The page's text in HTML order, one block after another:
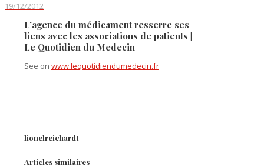
19/12/2012
L’agence du médicament resserre ses
liens avec les associations de patients |
Le Quotidien du Medecin
See on www.lequotidiendumedecin.fr
lionelreichardt
Articles similaires